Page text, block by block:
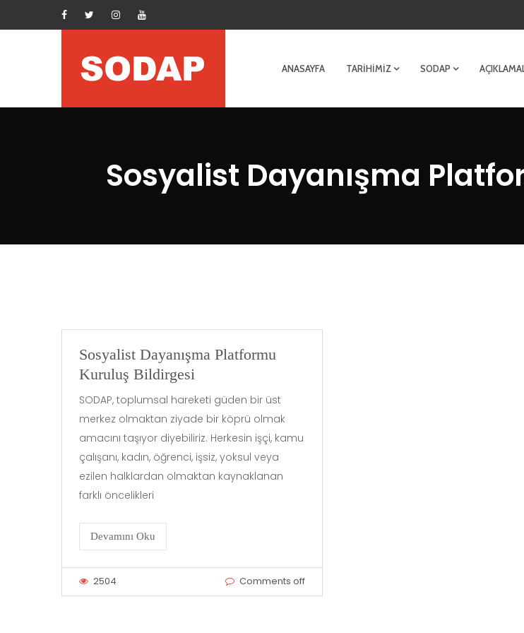
ANASAYFA TARIHIMIZ SODAP
Sosyalist Dayanışma
Sosyalist Dayanışma Platformu
Kuruluş Bildirgesi
SODAP, toplumsal hareketi güden bir üst
merkez olmaktan ziyade bir köprü olmak
amacını taşıyor diyebiliriz. Herkesin işçi, kamu
çalışanı, kadın, öğrenci, işsiz, yoksul veya
ezilen halklardan olmaktan kaynaklanan
farklı öncelikleri
Devamını Oku
2504 Comments off